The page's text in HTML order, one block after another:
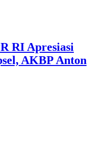
RI Apresiasi
AKBP Anton